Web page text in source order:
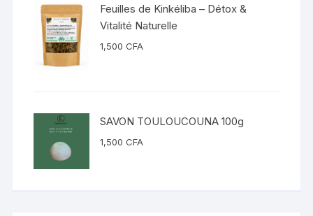
Feuilles de Kinkéliba – Détox &
Vitalité Naturelle
1,500CFA
SAVON TOULOUCOUNA 100g
1,500CFA